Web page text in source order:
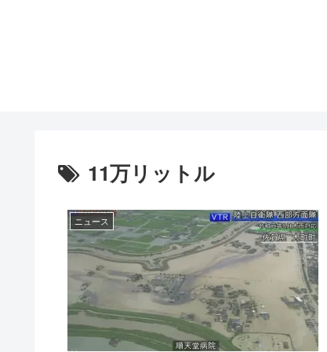
11万リットル
ニュース